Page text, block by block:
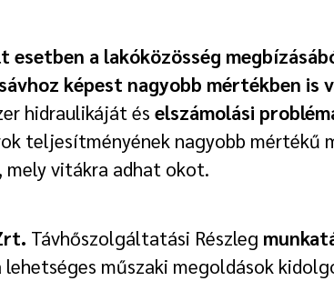
esetben a lakóközösség
képest nagyobb mértékben is
hidraulikáját és elszámolási
teljesítményének nagyobb
mely vitákra adhat okot.
Távhőszolgáltatási Részleg
műszaki megoldások